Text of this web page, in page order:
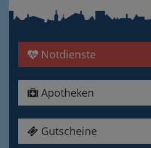
Notdienste
Apotheken
Gutscheine